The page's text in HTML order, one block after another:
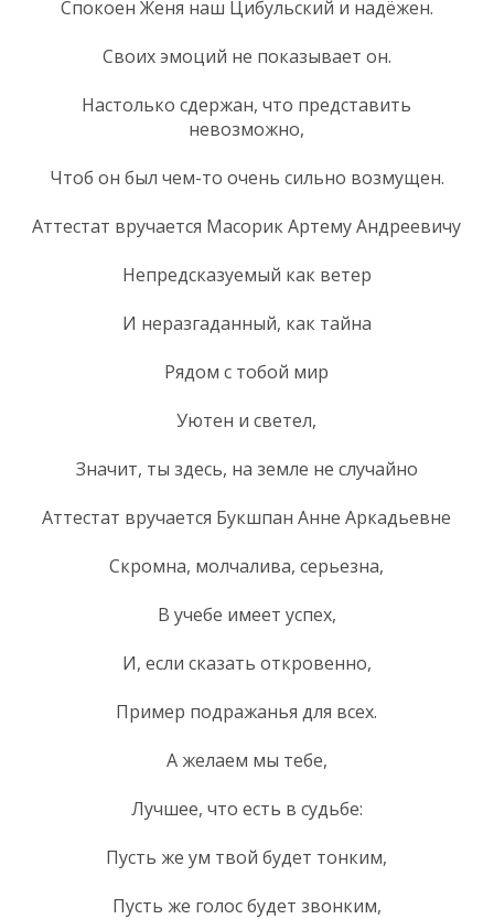
Спокоен Женя наш Цибульский и надёжен.
Своих эмоций не показывает он.
Настолько сдержан, что представить
невозможно,
Чтоб он был чем-то очень сильно возмущен.
Аттестат вручается Масорик Артему Андреевичу
Непредсказуемый как ветер
И неразгаданный, как тайна
Рядом с тобой мир
Уютен и светел,
Значит, ты здесь, на земле не случайно
Аттестат вручается Букшпан Анне Аркадьевне
Скромна, молчалива, серьезна,
В учебе имеет успех,
И, если сказать откровенно,
Пример подражанья для всех.
А желаем мы тебе,
Лучшее, что есть в судьбе:
Пусть же ум твой будет тонким,
Пусть же голос будет звонким,